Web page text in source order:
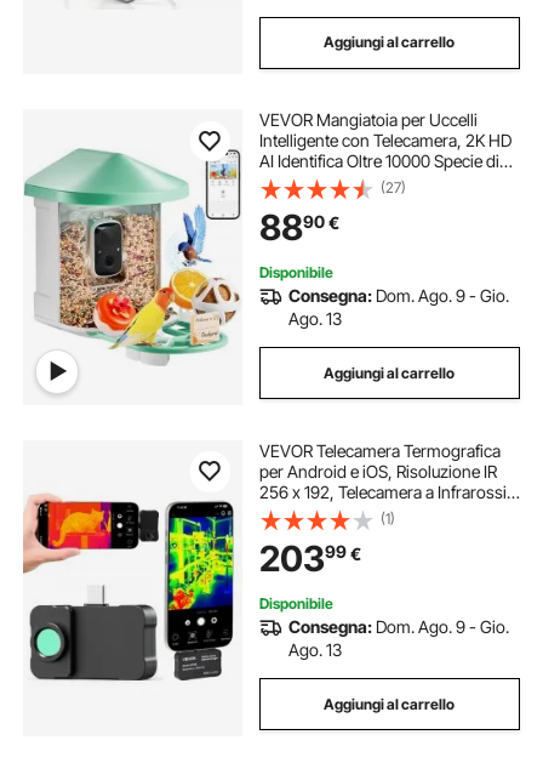
Aggiungi al carrello
VEVOR Mangiatoia per Uccelli
Intelligente con Telecamera, 2K HD
AI Identifica Oltre 10000 Specie di
Uccelli, Energia Solare con
Acquisizione Automatica e Notifica
Istantanea 1 Pannelli Solari Verde
(27)
8890€
Disponibile
Consegna: Dom. Ago. 9 - Gio.
Ago. 13
Aggiungi al carrello
VEVOR Telecamera Termografica
per Android e iOS, Risoluzione IR
256 x 192, Telecamera a Infrarossi
Tascabile per Smartphone, Super
Risoluzione 512 × 384 con Obiettivo
Macro, 25 Hz, -20 °C a 550 °C
(1)
20399€
Disponibile
Consegna: Dom. Ago. 9 - Gio.
Ago. 13
Aggiungi al carrello